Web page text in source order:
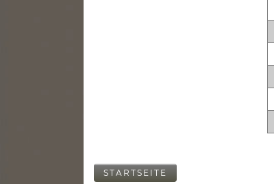
STARTSEITE